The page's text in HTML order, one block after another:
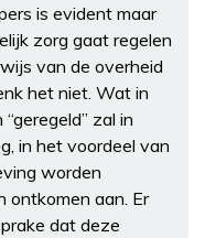
is evident maar
zorg gaat regelen
van de overheid
het niet. Wat in
zal in
in het voordeel van
worden
ontkomen aan. Er
dat deze